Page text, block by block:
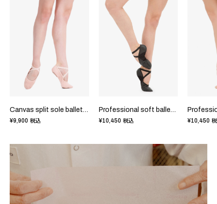
Canvas split sole ballet shoes
¥9,900 税込
Professional soft ballet shoes with split sole
¥10,450 税込 ¥10,450